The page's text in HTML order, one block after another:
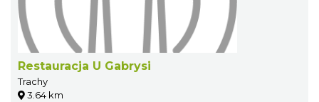
Restauracja U Gabrysi
Trachy
3.64 km